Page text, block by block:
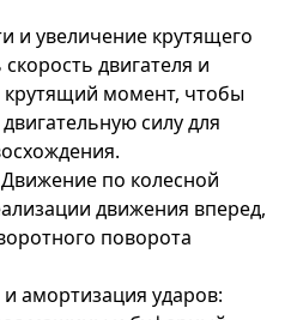
и увеличение крутящего
двигателя и
момент, чтобы
силу для
по колесной
движения вперед,
поворота
амортизация ударов: